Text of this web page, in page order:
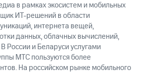
в рамках экосистем и мобильных
ИТ-решений в области
интернета вещей,
данных, облачных вычислений,
России и Беларуси услугами
МТС пользуются более
На российском рынке мобильного